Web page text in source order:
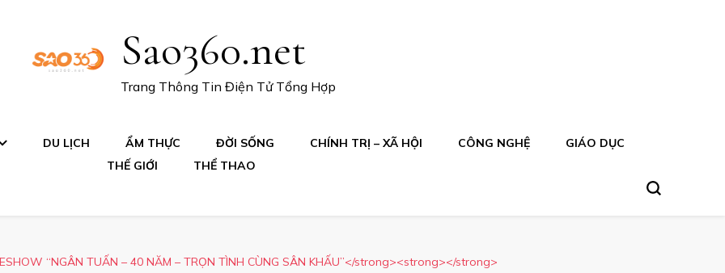
Sao360.net
Trang Thông Tin Điện Tử Tổng Hợp
DU LỊCH ẨM THỰC ĐỜI SỐNG CHÍNH TRỊ – XÃ HỘI CÔNG NGHỆ
GIÁO DỤC
THẾ GIỚI
THỂ THAO
“NGÂN TUẤN – 40 NĂM – TRỌN TÌNH CÙNG SÂN KHẤU”</strong><strong></strong>